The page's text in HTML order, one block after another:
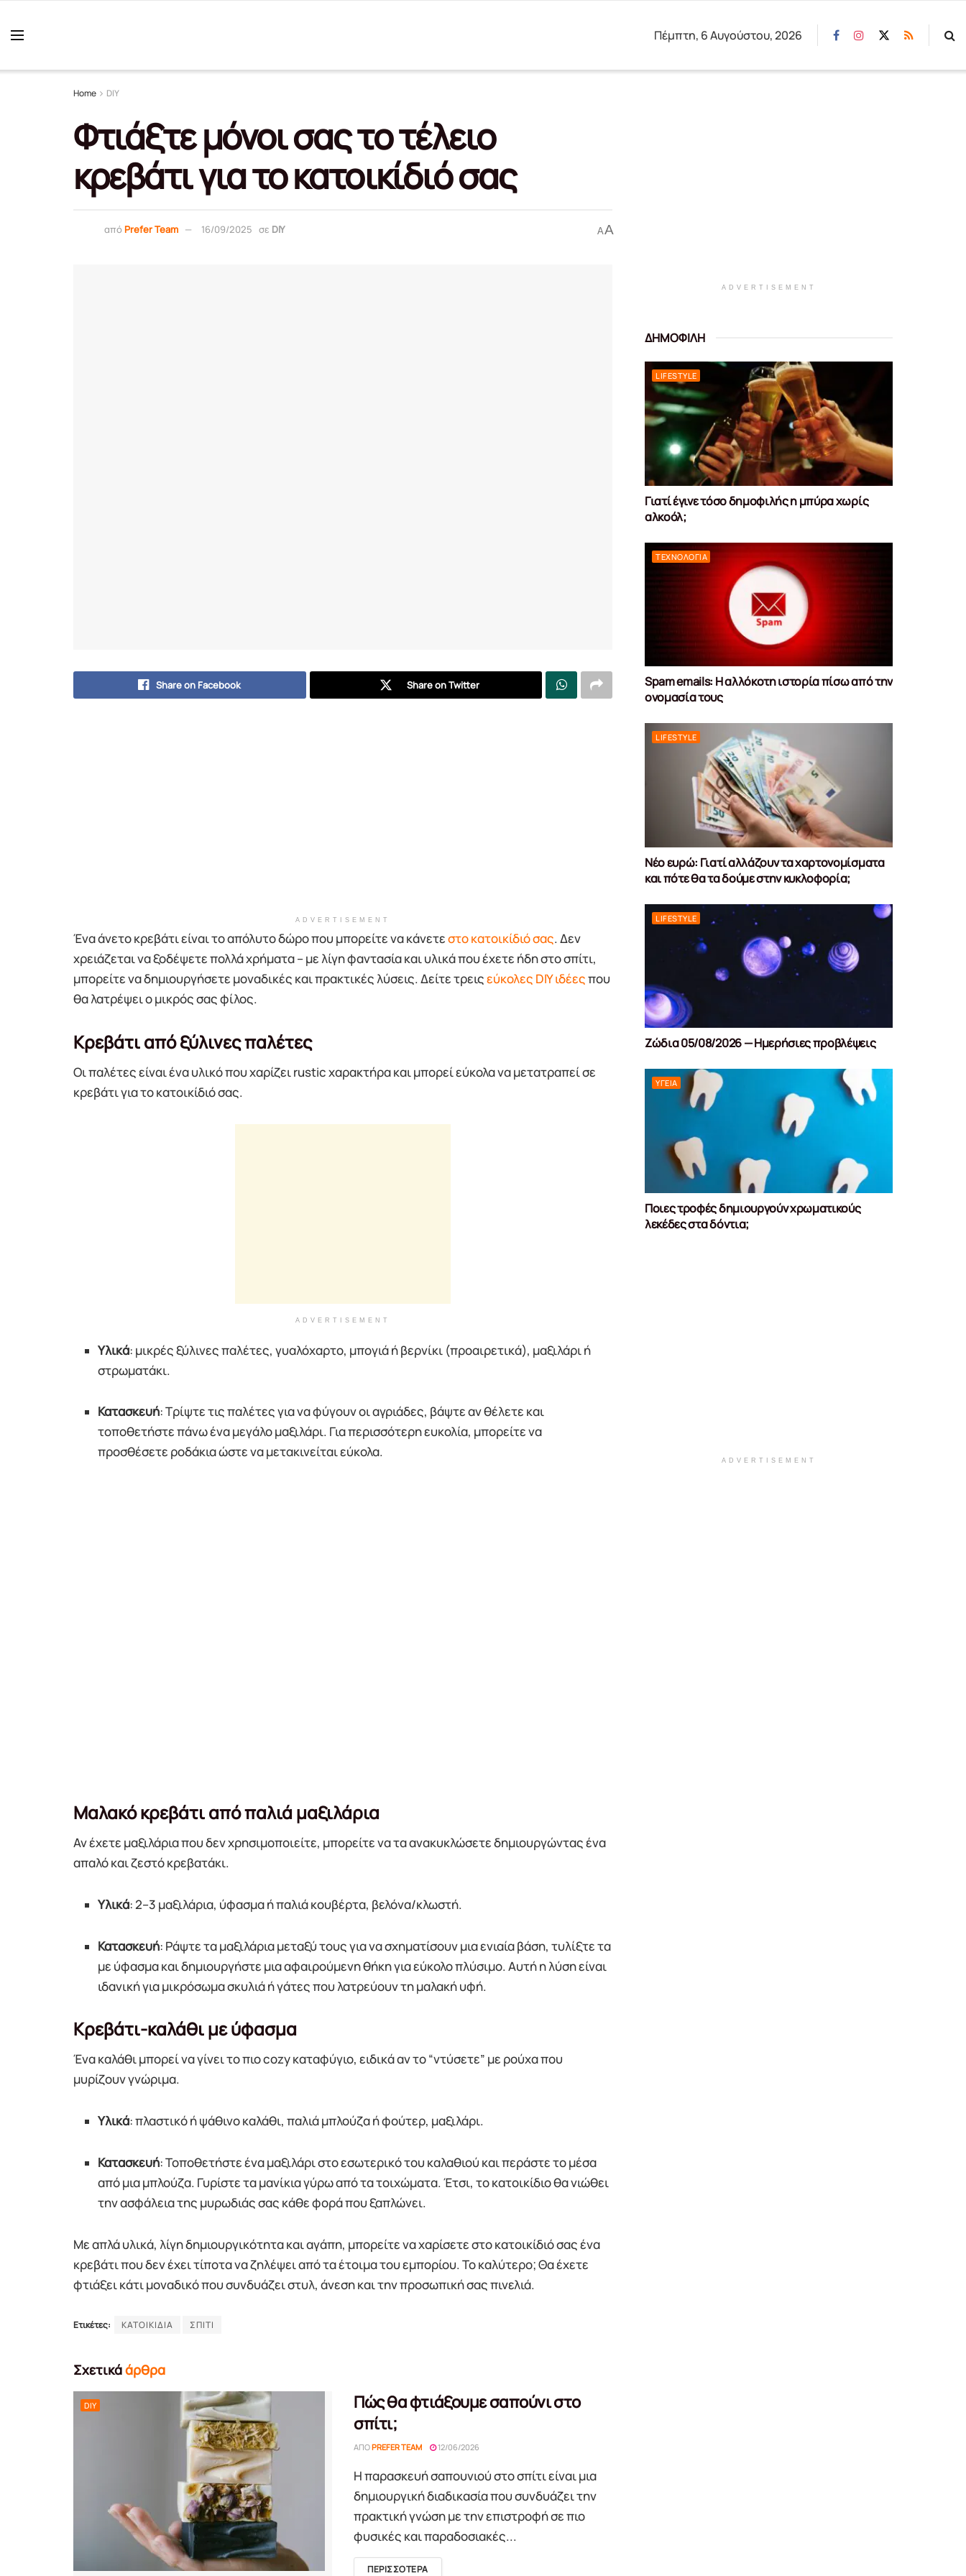
Πέμπτη, 6 Αυγούστου, 2026
Home DIY
Φτιάξτε μόνοι σας το τέλειο
κρεβάτι για το κατοικίδιό σας
απόPrefer Team 16/09/2025 σε DIY AA
Share on Facebook Share on Twitter
ADVERTISEMENT
Ένα άνετο κρεβάτι είναι το απόλυτο δώρο που μπορείτε να κάνετεστο κατοικίδιό σας. Δεν
χρειάζεται να ξοδέψετε πολλά χρήματα – με λίγη φαντασία και υλικά που έχετε ήδη στο σπίτι,
μπορείτε να δημιουργήσετε μοναδικές και πρακτικές λύσεις. Δείτε τρειςεύκολες DIY ιδέεςπου
θα λατρέψει ο μικρός σας φίλος.
Κρεβάτι από ξύλινες παλέτες
Οι παλέτες είναι ένα υλικό που χαρίζει rustic χαρακτήρα και μπορεί εύκολα να μετατραπεί σε
κρεβάτι για το κατοικίδιό σας.
ADVERTISEMENT
Υλικά: μικρές ξύλινες παλέτες, γυαλόχαρτο, μπογιά ή βερνίκι (προαιρετικά), μαξιλάρι ή
στρωματάκι.
Κατασκευή: Τρίψτε τις παλέτες για να φύγουν οι αγριάδες, βάψτε αν θέλετε και
τοποθετήστε πάνω ένα μεγάλο μαξιλάρι. Για περισσότερη ευκολία, μπορείτε να
προσθέσετε ροδάκια ώστε να μετακινείται εύκολα.
Μαλακό κρεβάτι από παλιά μαξιλάρια
Αν έχετε μαξιλάρια που δεν χρησιμοποιείτε, μπορείτε να τα ανακυκλώσετε δημιουργώντας ένα
απαλό και ζεστό κρεβατάκι.
Υλικά: 2–3 μαξιλάρια, ύφασμα ή παλιά κουβέρτα, βελόνα/κλωστή.
Κατασκευή: Ράψτε τα μαξιλάρια μεταξύ τους για να σχηματίσουν μια ενιαία βάση, τυλίξτε τα
με ύφασμα και δημιουργήστε μια αφαιρούμενη θήκη για εύκολο πλύσιμο. Αυτή η λύση είναι
ιδανική για μικρόσωμα σκυλιά ή γάτες που λατρεύουν τη μαλακή υφή.
Κρεβάτι-καλάθι με ύφασμα
Ένα καλάθι μπορεί να γίνει το πιο cozy καταφύγιο, ειδικά αν το “ντύσετε” με ρούχα που
μυρίζουν γνώριμα.
Υλικά: πλαστικό ή ψάθινο καλάθι, παλιά μπλούζα ή φούτερ, μαξιλάρι.
Κατασκευή: Τοποθετήστε ένα μαξιλάρι στο εσωτερικό του καλαθιού και περάστε το μέσα
από μια μπλούζα. Γυρίστε τα μανίκια γύρω από τα τοιχώματα. Έτσι, το κατοικίδιο θα νιώθει
την ασφάλεια της μυρωδιάς σας κάθε φορά που ξαπλώνει.
Με απλά υλικά, λίγη δημιουργικότητα και αγάπη, μπορείτε να χαρίσετε στο κατοικίδιό σας ένα
κρεβάτι που δεν έχει τίποτα να ζηλέψει από τα έτοιμα του εμπορίου. Το καλύτερο; Θα έχετε
φτιάξει κάτι μοναδικό που συνδυάζει στυλ, άνεση και την προσωπική σας πινελιά.
Ετικέτες: ΚΑΤΟΙΚΙΔΙΑ ΣΠΙΤΙ
Σχετικάάρθρα
DIY
Πώς θα φτιάξουμε σαπούνι στο
σπίτι;
ΑΠΌPREFER TEAM 12/06/2026
Η παρασκευή σαπουνιού στο σπίτι είναι μια
δημιουργική διαδικασία που συνδυάζει την
πρακτική γνώση με την επιστροφή σε πιο
φυσικές και παραδοσιακές...
ΠΕΡΙΣΣΟΤΕΡΑDETAILS
ADVERTISEMENT
ΔΗΜΟΦΙΛΗ
LIFESTYLE
Γιατί έγινε τόσο δημοφιλής η μπύρα χωρίς
αλκοόλ;
ΤΕΧΝΟΛΟΓΊΑ
Spam emails: Η αλλόκοτη ιστορία πίσω από την
ονομασία τους
LIFESTYLE
Νέο ευρώ: Γιατί αλλάζουν τα χαρτονομίσματα
και πότε θα τα δούμε στην κυκλοφορία;
LIFESTYLE
Ζώδια 05/08/2026 — Ημερήσιες προβλέψεις
ΥΓΕΊΑ
Ποιες τροφές δημιουργούν χρωματικούς
λεκέδες στα δόντια;
ADVERTISEMENT